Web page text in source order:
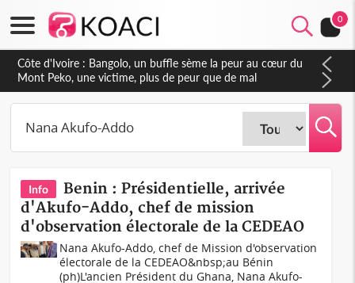
0
Côte d'Ivoire : Gagnoa, le préfet de région alerte sur les crises
du foncier rural lors de la fête du 7 août
Info
Benin : Présidentielle, arrivée
d'Akufo-Addo, chef de mission
d'observation électorale de la CEDEAO
Nana Akufo-Addo, chef de Mission d'observation
électorale de la CEDEAO&nbsp;au Bénin
(ph)L'ancien Président du Ghana, Nana Akufo-